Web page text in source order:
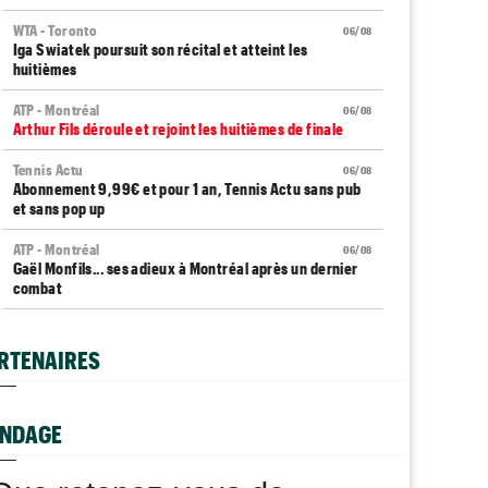
06/08
WTA - Toronto
Iga Swiatek poursuit son récital et atteint les
huitièmes
06/08
ATP - Montréal
Arthur Fils déroule et rejoint les huitièmes de finale
06/08
Tennis Actu
Abonnement 9,99€ et pour 1 an, Tennis Actu sans pub
et sans pop up
06/08
ATP - Montréal
Gaël Monfils... ses adieux à Montréal après un dernier
combat
désastre"
Comme Carlos Alcaraz, Holger Rune forfait pour
Cincinnati